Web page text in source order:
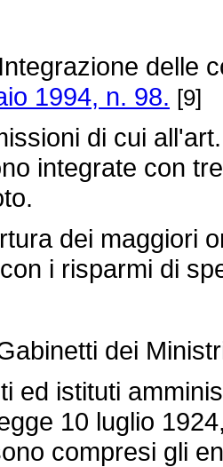
Integrazione delle
1994, n. 98. [9]
di cui
integrate con
dei maggiori
i risparmi di
dei
istituti
10 luglio
compresi gli